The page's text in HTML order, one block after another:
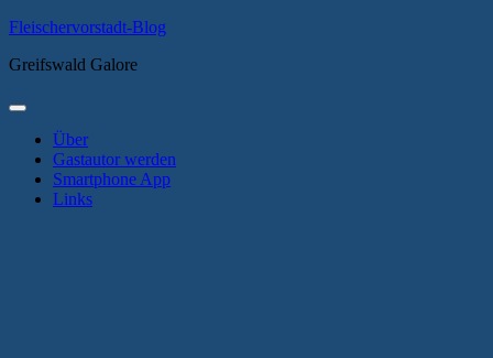
Zum
springen
Fleischervorstadt-Blog
Greifswald Galore
Primäres
Über
Gastautor werden
Smartphone App
Links